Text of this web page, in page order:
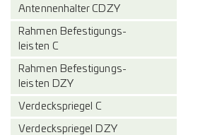
Antennenhalter CDZY
Rahmen Befestigungs-
leisten C
Rahmen Befestigungs-
leisten DZY
Verdeckspriegel C
Verdeckspriegel DZY